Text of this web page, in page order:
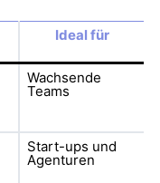
Ideal für
Wachsende
Teams
Start-ups und
Agenturen